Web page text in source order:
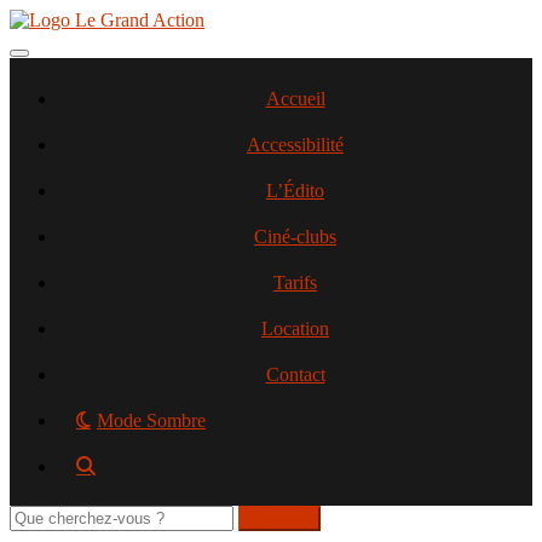
Aller
contenu
Toggle navigation
Accueil
Accessibilité
L’Édito
Ciné-clubs
Tarifs
Location
Contact
Mode Sombre
Rechercher
sur